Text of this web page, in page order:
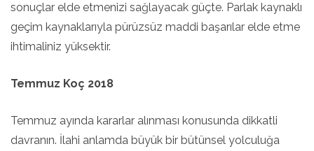
sonuçlar elde etmenizi sağlayacak güçte. Parlak kaynaklı
geçim kaynaklarıyla pürüzsüz maddi başarılar elde etme
ihtimaliniz yüksektir.
Temmuz Koç 2018
Temmuz ayında kararlar alınması konusunda dikkatli
davranın. İlahi anlamda büyük bir bütünsel yolculuğa